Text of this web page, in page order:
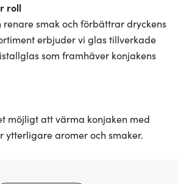
roll
renare smak och förbättrar dryckens
erbjuder vi glas tillverkade
som framhäver konjakens
möjligt att värma konjaken med
ytterligare aromer och smaker.